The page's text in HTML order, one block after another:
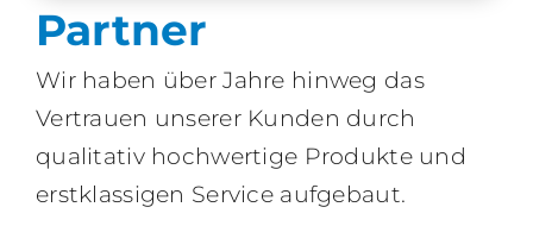
Partner
Wir haben über Jahre hinweg das
Vertrauen unserer Kunden durch
qualitativ hochwertige Produkte und
erstklassigen Service aufgebaut.